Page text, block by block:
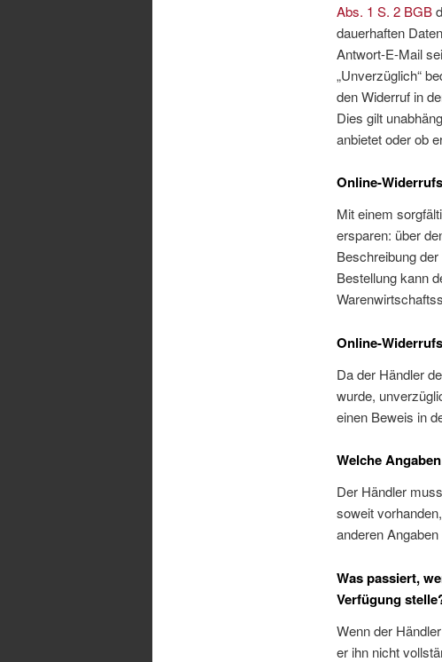
Abs. 1 S. 2 BGB
dauerhaften
Antwort-E-Mail
„Unverzüglich“
den Widerruf in
Dies gilt
anbietet oder ob
Online-
Mit einem
ersparen: über
Beschreibung
Bestellung kann
Online-
Da der Händler
wurde,
einen Beweis in
Welche
Der Händler
soweit
anderen
Was passiert,
Verfügung
Wenn der
er ihn nicht